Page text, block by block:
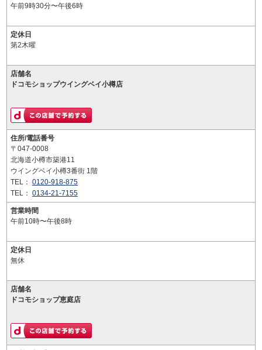
午前9時30分〜午後6時
定休日
第2木曜
店舗名
ドコモショップウイングベイ小樽店
住所/電話番号
〒047-0008
北海道小樽市築港11
ウイングベイ小樽3番街 1階
TEL： 0120-918-875
TEL： 0134-21-7155
営業時間
午前10時〜午後8時
定休日
無休
店舗名
ドコモショップ恵庭店